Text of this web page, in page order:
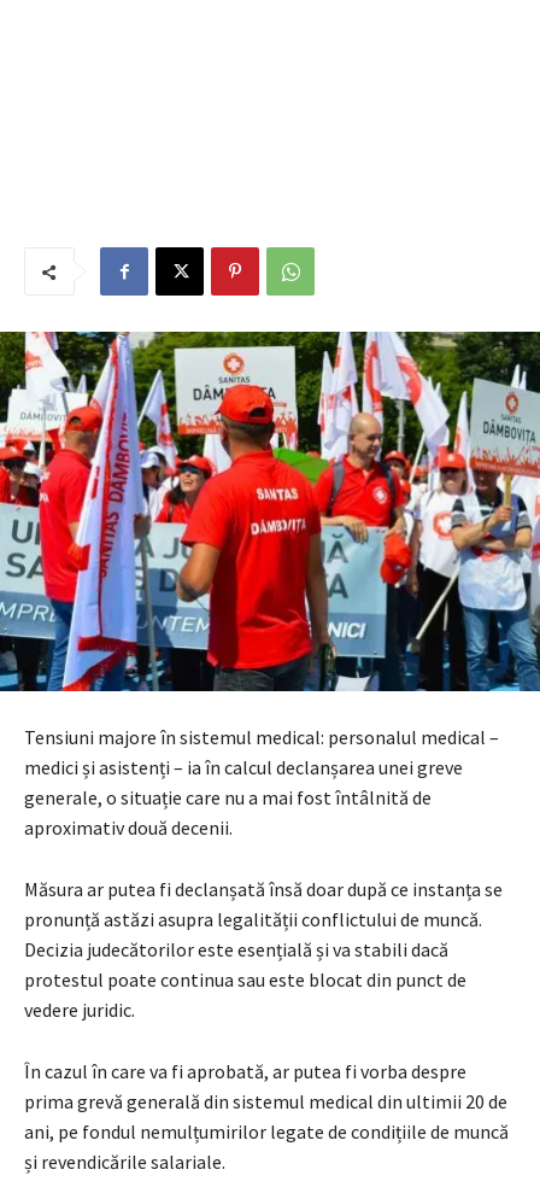
Tensiuni majore în sistemul medical: personalul medical –
medici și asistenți – ia în calcul declanșarea unei greve
generale, o situație care nu a mai fost întâlnită de
aproximativ două decenii.
Măsura ar putea fi declanșată însă doar după ce instanța se
pronunță astăzi asupra legalității conflictului de muncă.
Decizia judecătorilor este esențială și va stabili dacă
protestul poate continua sau este blocat din punct de
vedere juridic.
În cazul în care va fi aprobată, ar putea fi vorba despre
prima grevă generală din sistemul medical din ultimii 20 de
ani, pe fondul nemulțumirilor legate de condițiile de muncă
și revendicările salariale.